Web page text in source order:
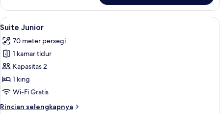
Vila
Mewah,
2
tidur
Lihat
semua
foto
untuk
Suite
Junior
Suite Junior | Brankas, tempat tidur
8
Suite Junior
70 meter persegi
1 kamar tidur
Kapasitas 2
1 king
Wi-Fi Gratis
Rincian selengkapnya
Rincian